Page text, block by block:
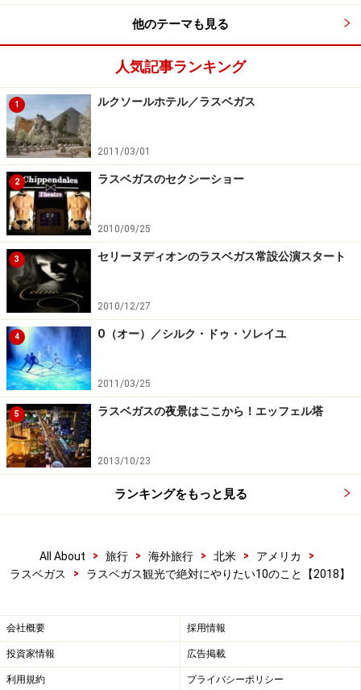
れるホテルを巡ること！世界の都市をテーマにしたホテ
ルが多く、ラスベガスで世界一周ができてしまうほど。
その中で、必ず見たいホテルは、デコレーションや運河
が素晴らしいイタリアのベネチアをテーマにした「ベネ
チアン」、衝撃度No.1エジプトのルクソールがテーマの
ピラミッドホテル「ルクソール」、正面に自由の女神が
そびえる「ニューヨークニューヨーク」など。
詳細は、「ラスベガスのホテル
4：ラスベガスサインの前で写真を撮りた
ラスベガス・ストリップの南側に設置されている
「Welcome to Las Vegas」のサインは、ラスベガス最高
他のテーマも見る
人気記事ランキング
1 ルクソールホテル／ラスベガス
2011/03/01
2 ラスベガスのセクシーショー
2010/09/25
3 セリーヌディオンのラスベガス常設公演スタート
2010/12/27
4 O（オー）／シルク・ドゥ・ソレイユ
2011/03/25
5 ラスベガスの夜景はここから！エッフェル塔
2013/10/23
ランキングをもっと見る
All About > 旅行 > 海外旅行 > 北米 > アメリカ
>
ラスベガス
> ラスベガス観光で絶対にやりたい10のこと【2018】
会社概要 採用情報
投資家情報 広告掲載
利用規約 プライバシーポリシー